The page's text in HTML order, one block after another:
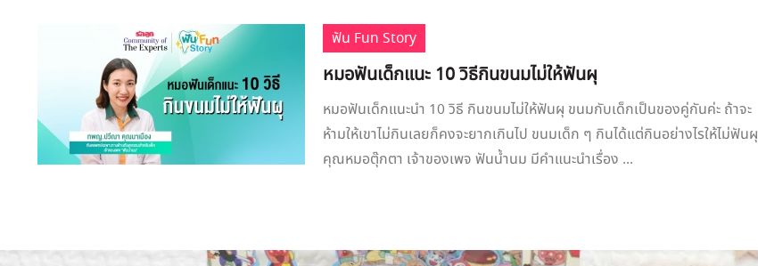
ฟัน Fun Story
หมอฟันเด็กแนะ 10 วิธีกินขนมไม่ให้ฟันผุ
หมอฟันเด็กแนะนำ 10 วิธี กินขนมไม่ให้ฟันผุ ขนมกับเด็กเป็นของคู่กันค่ะ ถ้าจะ
ห้ามให้เขาไม่กินเลยก็คงจะยากเกินไป ขนมเด็ก ๆ กินได้แต่กินอย่างไรให้ไม่ฟันผุ
คุณหมอตุ๊กตา เจ้าของเพจ ฟันน้ำนม มีคำแนะนำเรื่อง ...